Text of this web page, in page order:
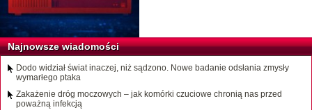
Najnowsze wiadomości
Dodo widział świat inaczej, niż sądzono. Nowe badanie odsłania zmysły
wymarłego ptaka
Zakażenie dróg moczowych – jak komórki czuciowe chronią nas przed
poważną infekcją